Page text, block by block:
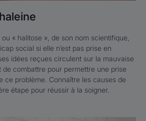
« halitose », de son nom scientifique,
social si elle n’est pas prise en
idées reçues circulent sur la mauvaise
de combattre pour permettre une prise
ce problème. Connaître les causes de
étape pour réussir à la soigner.